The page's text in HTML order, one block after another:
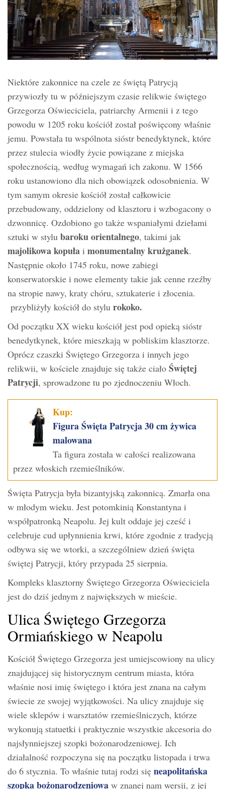
Niektóre zakonnice na czele ze świętą Patrycją
przywiozły tu w późniejszym czasie relikwie świętego
Grzegorza Oświeciciela, patriarchy Armenii i z tego
powodu w 1205 roku kościół został poświęcony właśnie
jemu. Powstała tu wspólnota sióstr benedyktynek, które
przez stulecia wiodły życie powiązane z miejska
społecznością, według wymagań ich zakonu. W 1566
roku ustanowiono dla nich obowiązek odosobnienia. W
tym samym okresie kościół został całkowicie
przebudowany, oddzielony od klasztoru i wzbogacony o
dzwonnicę. Ozdobiono go także wspaniałymi dziełami
sztuki w stylu baroku orientalnego, takimi jak
majolikowa kopuła i monumentalny krużganek.
Następnie około 1745 roku, nowe zabiegi
konserwatorskie i nowe elementy takie jak cenne rzeźby
na stropie nawy, kraty chóru, sztukaterie i złocenia.
przybliżyły kościół do stylu rokoko.
Od początku XX wieku kościół jest pod opieką sióstr
benedytkynek, które mieszkają w pobliskim klasztorze.
Oprócz czaszki Świętego Grzegorza i innych jego
relikwii, w kościele znajduje się także ciało Świętej
Patrycji, sprowadzone tu po zjednoczeniu Włoch.
Kup:
Figura Święta Patrycja 30 cm żywica
malowana
Ta figura została w całości realizowana
przez włoskich rzemieślników.
Święta Patrycja była bizantyjską zakonnicą. Zmarła ona
w młodym wieku. Jest potomkinią Konstantyna i
współpatronką Neapolu. Jej kult oddaje jej cześć i
celebruje cud upłynnienia krwi, które zgodnie z tradycją
odbywa się we wtorki, a szczególniew dzień święta
świętej Patrycji, który przypada 25 sierpnia.
Kompleks klasztorny Świętego Grzegorza Oświeciciela
jest do dziś jednym z największych w mieście.
Ulica Świętego Grzegorza
Ormiańskiego w Neapolu
Kościół Świętego Grzegorza jest umiejscowiony na ulicy
znajdującej się historycznym centrum miasta, która
właśnie nosi imię świętego i która jest znana na całym
świecie ze swojej wyjątkowości. Na ulicy znajduje się
wiele sklepów i warsztatów rzemieślniczych, którze
wykonują statuetki i praktycznie wszystkie akcesoria do
najsłynniejszej szopki bożonarodzeniowej. Ich
działalność rozpoczyna się na początku listopada i trwa
do 6 stycznia. To właśnie tutaj rodzi się neapolitańska
szopka bożonarodzeniowa w znanej nam wersji, z jej